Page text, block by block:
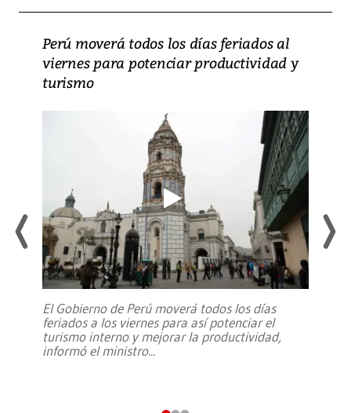
Perú moverá todos los días feriados al
viernes para potenciar productividad y
turismo
El Gobierno de Perú moverá todos los días
feriados a los viernes para así potenciar el
turismo interno y mejorar la productividad,
informó el ministro...